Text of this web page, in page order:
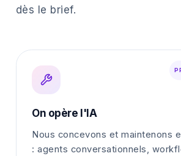
dès le brief.
On opère l'IA
Nous concevons et maintenons
: agents conversationnels,